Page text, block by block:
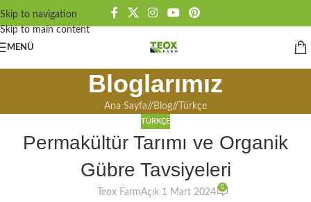
Skip to navigation
Skip to main content
MENÜ
Bloglarımız
Ana Sayfa/ Blog/ Türkçe
TÜRKÇE
Permakültür Tarımı ve Organik
Gübre Tavsiyeleri
Teox FarmAçık 1 Mart 2024
0